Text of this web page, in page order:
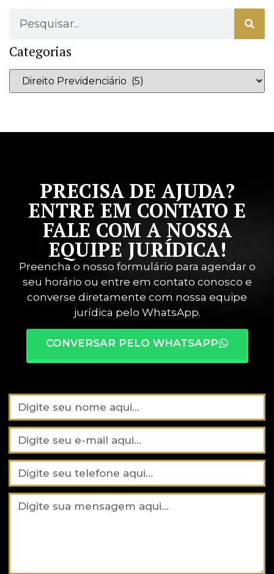
Categorias
PRECISA DE AJUDA?
ENTRE EM CONTATO E
FALE COM A NOSSA
EQUIPE JURÍDICA!
Preencha o nosso formulário para agendar o
seu horário ou entre em contato conosco e
converse diretamente com nossa equipe
jurídica pelo WhatsApp.
CONVERSAR PELO WHATSAPP